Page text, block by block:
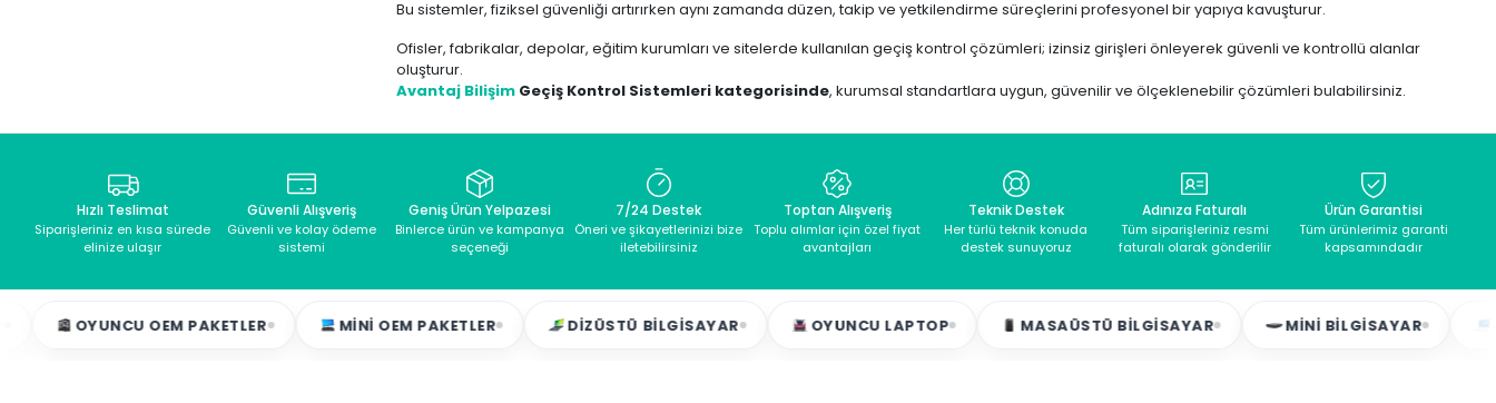
Bu sistemler, fiziksel güvenliği artırırken aynı zamanda düzen, takip ve yetkilendirme süreçlerini profesyonel bir yapıya kavuşturur.
Ofisler, fabrikalar, depolar, eğitim kurumları ve sitelerde kullanılan geçiş kontrol çözümleri; izinsiz girişleri önleyerek güvenli ve kontrollü alanlar
oluşturur.
Avantaj Bilişim Geçiş Kontrol Sistemleri kategorisinde, kurumsal standartlara uygun, güvenilir ve ölçeklenebilir çözümleri bulabilirsiniz.
Tüm ürünler gerçek stoktan, hızlı kargo ve teknik destek avantajıyla sunulur.
🔑 Geçiş Kontrol Sistemi Nedir, Ne İşe Yarar?
Geçiş kontrol sistemleri; kart, şifre, parmak izi veya yüz tanıma gibi yöntemlerleyetkilendirilmiş kişilerinbelirli alanlara giriş yapmasını sağlayan
güvenlik çözümleridir.
Hızlı Teslimat
Siparişleriniz en kısa sürede
elinize ulaşır
Güvenli Alışveriş
Güvenli ve kolay ödeme
sistemi
Geniş Ürün Yelpazesi
Binlerce ürün ve kampanya
seçeneği
7/24 Destek
Öneri ve şikayetlerinizi bize
iletebilirsiniz
Toptan Alışveriş
Toplu alımlar için özel fiyat
avantajları
Teknik Destek
Her türlü teknik konuda
destek sunuyoruz
Adınıza Faturalı
Tüm siparişleriniz resmi
faturalı olarak gönderilir
Ürün Garantisi
Tüm ürünlerimiz garanti
kapsamındadır
OEM PAKETLER MINI OEM PAKETLER DIZÜSTÜ BILGISAYAR OYUNCU LAPTOP MASAÜSTÜ BILGISAYAR MINI BILGISAYAR ALL IN ONE